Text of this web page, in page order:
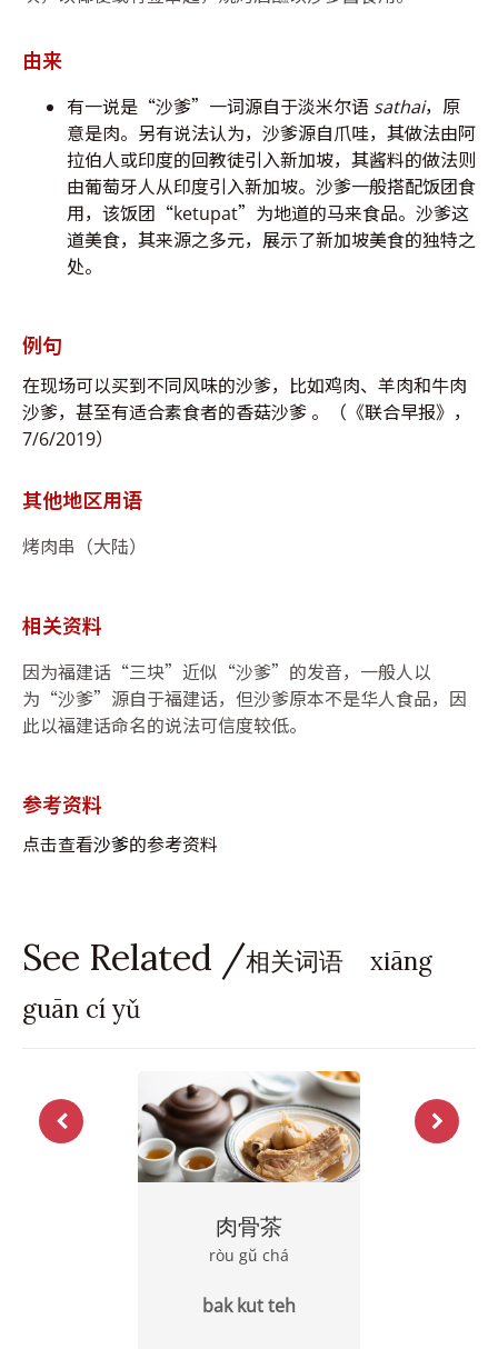
由来
有一说是“沙爹”一词源自于淡米尔语 sathai，原
意是肉。另有说法认为，沙爹源自爪哇，其做法由阿
拉伯人或印度的回教徒引入新加坡，其酱料的做法则
由葡萄牙人从印度引入新加坡。沙爹一般搭配饭团食
用，该饭团“ketupat”为地道的马来食品。沙爹这
道美食，其来源之多元，展示了新加坡美食的独特之
处。
例句
在现场可以买到不同风味的沙爹，比如鸡肉、羊肉和牛肉
沙爹，甚至有适合素食者的香菇沙爹 。（《联合早报》，
7/6/2019）
其他地区用语
烤肉串（大陆）
相关资料
因为福建话“三块”近似“沙爹”的发音，一般人以
为“沙爹”源自于福建话，但沙爹原本不是华人食品，因
此以福建话命名的说法可信度较低。
参考资料
点击查看沙爹的参考资料
See Related /相关词语 xiāng
guān cí yǔ
肉骨茶
ròu gŭ chá
bak kut teh